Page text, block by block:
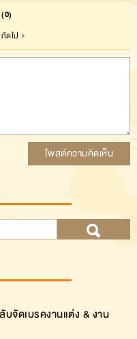
(0)
ถัดไป
โพสต์ความคิดเห็น
จัดเบรคงานแต่ง & งาน